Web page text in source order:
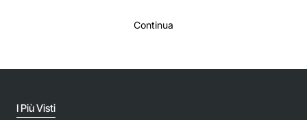
Continua
I Più Visti